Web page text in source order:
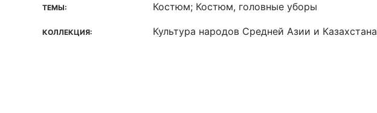
ТЕМЫ: Костюм; Костюм, головные уборы
КОЛЛЕКЦИЯ: Культура народов Средней Азии и Казахстана